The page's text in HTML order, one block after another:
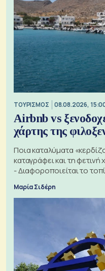
ΤΟΥΡΙΣΜΟΣ 08.08.2026,
Airbnb vs
χάρτης της
Ποια καταλύματα
καταγράφει και τη
- Διαφοροποιείται το
Μαρία Σιδέρη